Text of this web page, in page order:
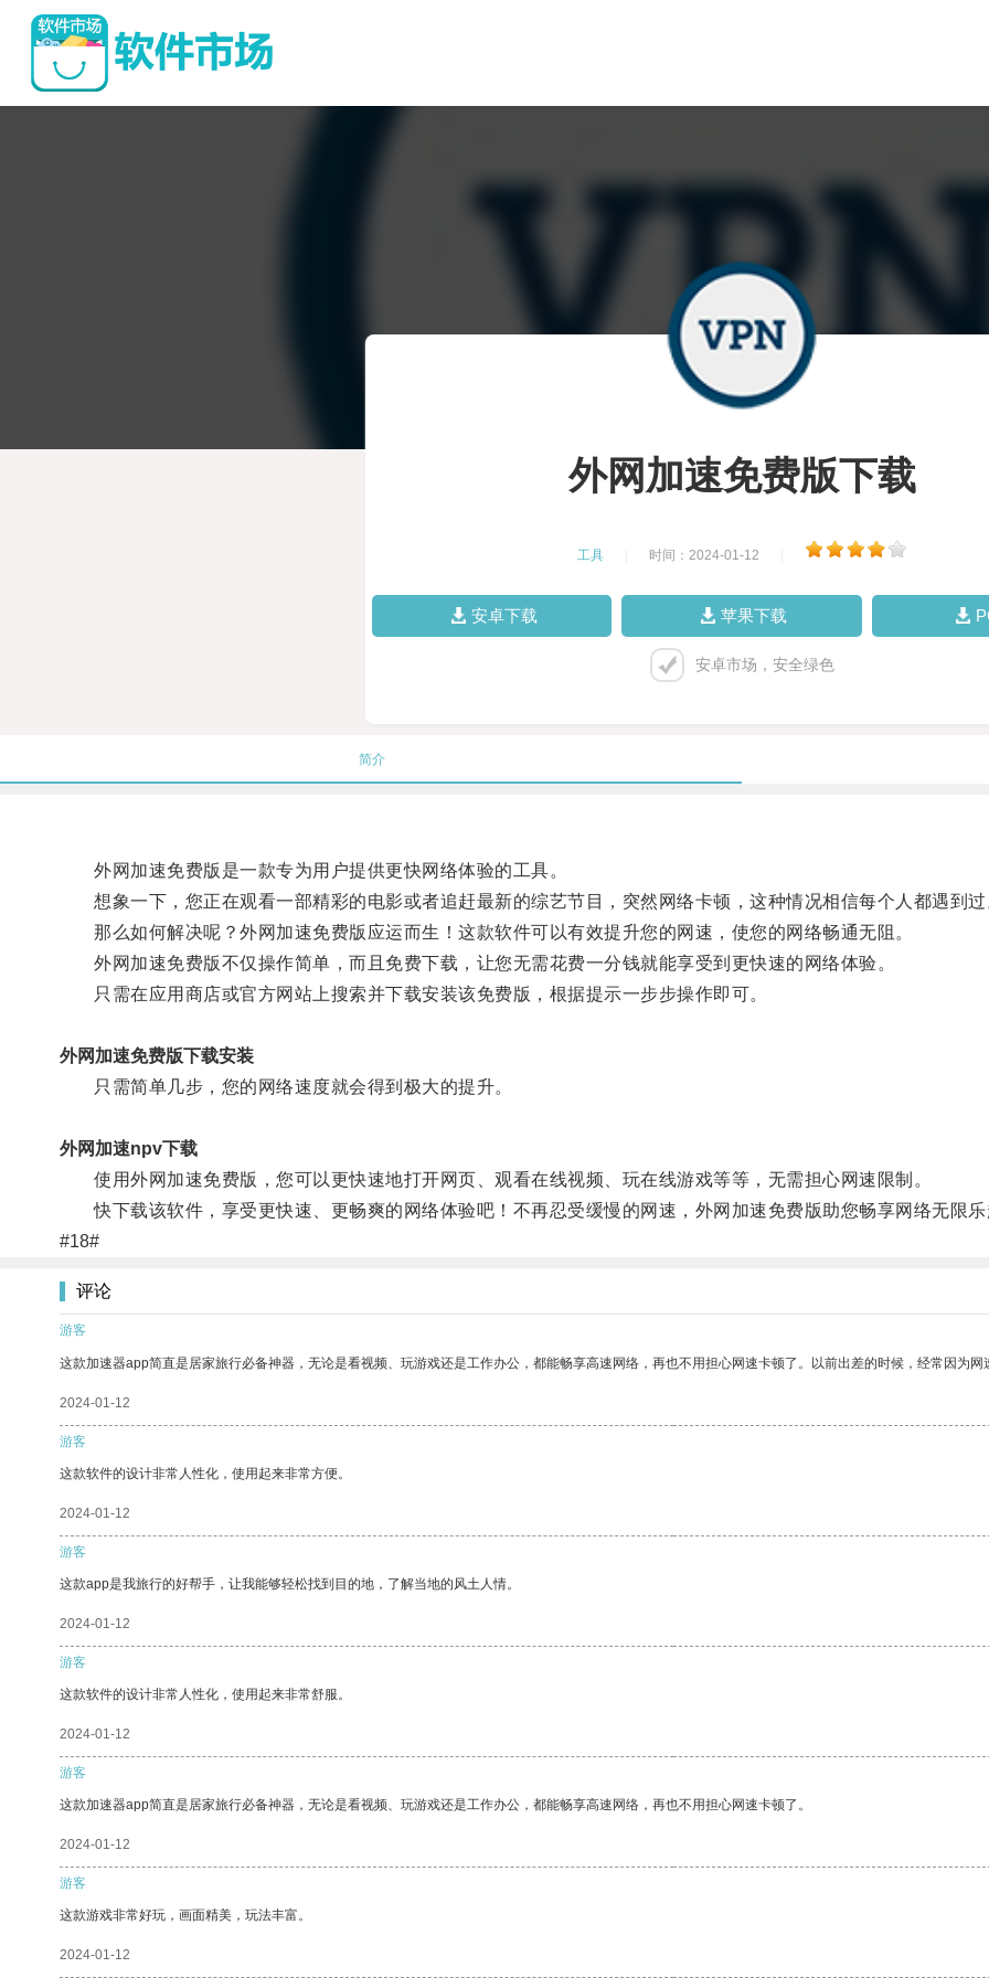
外网加速免费版下载
工具 时间：2024-01-12
安卓下载 苹果下载
安卓市场，安全绿色
简介
外网加速免费版是一款专为用户提供更快网络体验的工具。
想象一下，您正在观看一部精彩的电影或者追赶最新的综艺节目，突然网络卡顿，这种情况相信每个人都遇到过
那么如何解决呢？外网加速免费版应运而生！这款软件可以有效提升您的网速，使您的网络畅通无阻。
外网加速免费版不仅操作简单，而且免费下载，让您无需花费一分钱就能享受到更快速的网络体验。
只需在应用商店或官方网站上搜索并下载安装该免费版，根据提示一步步操作即可。
外网加速免费版下载安装
只需简单几步，您的网络速度就会得到极大的提升。
外网加速npv下载
使用外网加速免费版，您可以更快速地打开网页、观看在线视频、玩在线游戏等等，无需担心网速限制。
快下载该软件，享受更快速、更畅爽的网络体验吧！不再忍受缓慢的网速，外网加速免费版助您畅享网络无限乐
#18#
评论
游客
这款加速器app简直是居家旅行必备神器，无论是看视频、玩游戏还是工作办公，都能畅享高速网络，再也不用担心网速卡顿了。以前出差的时候，经常因为
2024-01-12
游客
这款软件的设计非常人性化，使用起来非常方便。
2024-01-12
游客
这款app是我旅行的好帮手，让我能够轻松找到目的地，了解当地的风土人情。
2024-01-12
游客
这款软件的设计非常人性化，使用起来非常舒服。
2024-01-12
游客
这款加速器app简直是居家旅行必备神器，无论是看视频、玩游戏还是工作办公，都能畅享高速网络，再也不用担心网速卡顿了。
2024-01-12
游客
这款游戏非常好玩，画面精美，玩法丰富。
2024-01-12